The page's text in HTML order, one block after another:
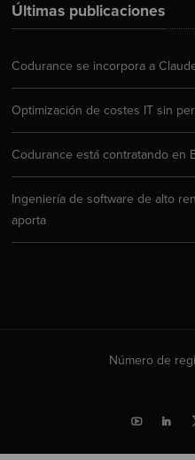
Últimas publicaciones
Codurance se incorpora a
Optimización de costes IT sin
Codurance está contratando en
Ingeniería de software de alto
aporta
Número de